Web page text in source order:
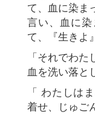
て、血に染ま
言い、血に
て、『生きよ
「それでわ
血を洗い落と
「 わたしは
着せ、じゅご